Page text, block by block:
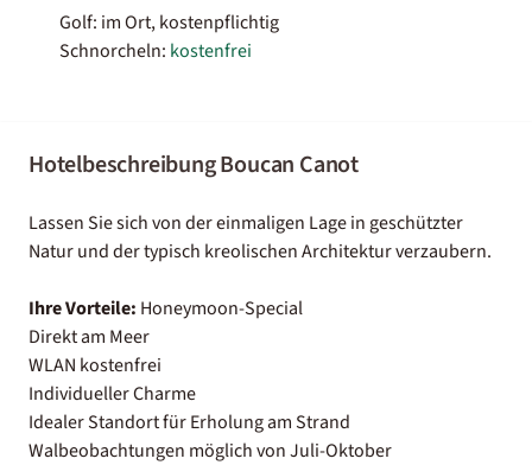
Golf: im Ort, kostenpflichtig
Schnorcheln: kostenfrei
Hotelbeschreibung Boucan Canot
Lassen Sie sich von der einmaligen Lage in geschützter
Natur und der typisch kreolischen Architektur verzaubern.
Ihre Vorteile: Honeymoon-Special
Direkt am Meer
WLAN kostenfrei
Individueller Charme
Idealer Standort für Erholung am Strand
Walbeobachtungen möglich von Juli-Oktober